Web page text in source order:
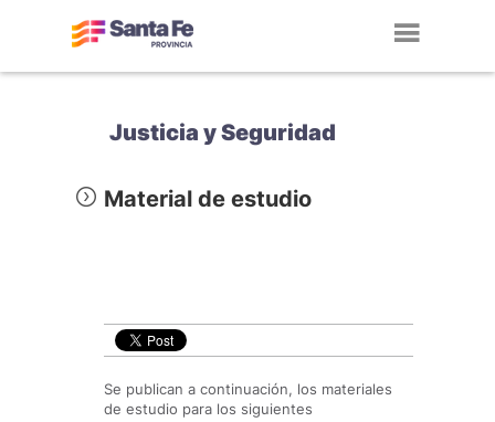
Justicia y Seguridad
Material de estudio
Se publican a continuación, los materiales
de estudio para los siguientes